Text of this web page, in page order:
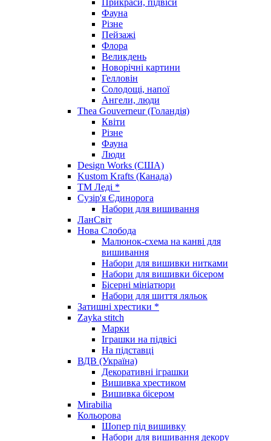
Фауна
Різне
Пейзажі
Флора
Великдень
Новорічні картини
Гелловін
Солодощі, напої
Ангели, люди
Thea Gouverneur (Голандія)
Квіти
Різне
Фауна
Люди
Design Works (США)
Kustom Krafts (Канада)
ТМ Леді *
Сузір'я Єдинорога
Набори для вишивання
ЛанСвіт
Нова Слобода
Малюнок-схема на канві для
вишивання
Набори для вишивки нитками
Набори для вишивки бісером
Бісерні мініатюри
Набори для шиття ляльок
Затишні хрестики *
Zayka stitch
Марки
Іграшки на підвісі
На підставці
ВДВ (Україна)
Декоративні іграшки
Вишивка хрестиком
Вишивка бісером
Mirabilia
Кольорова
Шопер під вишивку
Набори для вишивання декору